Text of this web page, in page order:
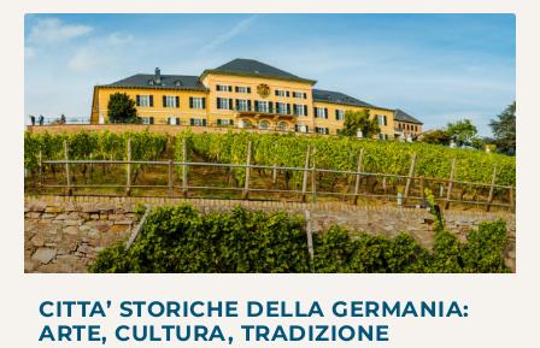
CITTA’ STORICHE DELLA GERMANIA:
ARTE, CULTURA, TRADIZIONE